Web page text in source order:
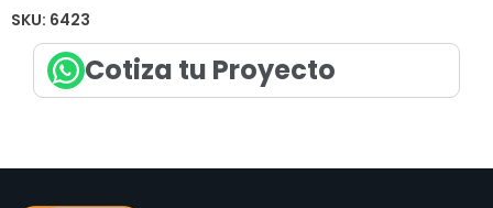
SKU: 6423
Cotiza tu Proyecto